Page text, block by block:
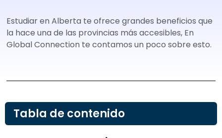
Estudiar en Alberta te ofrece grandes beneficios que
la hace una de las provincias más accesibles, En
Global Connection te contamos un poco sobre esto.
Tabla de contenido